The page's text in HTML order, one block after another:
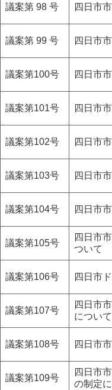
議案第 98 号 四日市
議案第 99 号 四日市
議案第100号 四日市
議案第101号 四日市
議案第102号 四日市
議案第103号 四日市
議案第104号 四日市
議案第105号
四日市
ついて
議案第106号 四日市
議案第107号
四日市
について
議案第108号 四日市
議案第109号
四日市
の制定